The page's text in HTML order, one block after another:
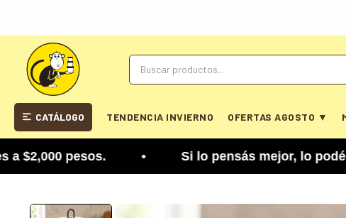
CATÁLOGO TENDENCIA INVIERNO OFERTAS AGOSTO ▼
pesos. • Si lo pensás mejor, lo podés